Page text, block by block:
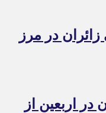
در مرز
در اربعین از